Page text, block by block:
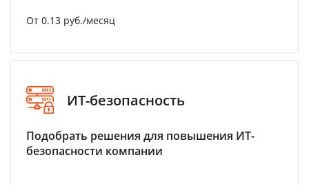
От 0.13 руб./месяц
ИТ-безопасность
Подобрать решения для повышения ИТ-
безопасности компании